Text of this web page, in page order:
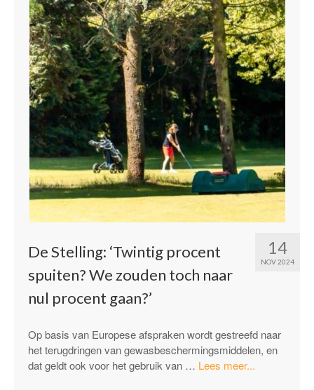
14
NOV 2024
De Stelling: ‘Twintig procent
spuiten? We zouden toch naar
nul procent gaan?’
Op basis van Europese afspraken wordt gestreefd naar
het terugdringen van gewasbeschermingsmiddelen, en
dat geldt ook voor het gebruik van … Lees meer...